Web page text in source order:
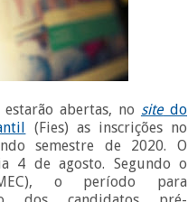
abertas, no sitedo
(Fies) as inscrições no
semestre de 2020. O
4 de agosto. Segundo o
o período para